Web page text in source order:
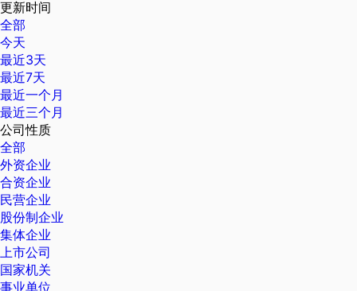
更新时间
全部
今天
最近3天
最近7天
最近一个月
最近三个月
公司性质
全部
外资企业
合资企业
民营企业
股份制企业
集体企业
上市公司
国家机关
事业单位